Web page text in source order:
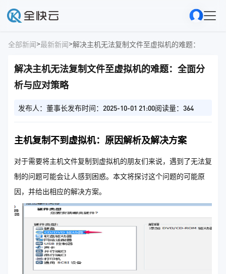
全部新闻>最新新闻>解决主机无法复制文件至虚拟机的难题：全面分
解决主机无法复制文件至虚拟机的难题：全面分
析与应对策略
发布人：董事长发布时间：2025-10-01 21:00阅读量：364
主机复制不到虚拟机：原因解析及解决方案
对于需要将主机文件复制到虚拟机的朋友们来说，遇到了无法复
制的问题可能会让人感到困惑。本文将探讨这个问题的可能原
因，并给出相应的解决方案。